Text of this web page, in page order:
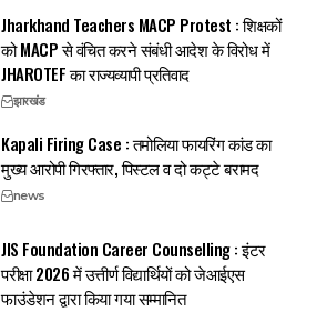
Jharkhand Teachers MACP Protest : शिक्षकों
को MACP से वंचित करने संबंधी आदेश के विरोध में
JHAROTEF का राज्यव्यापी प्रतिवाद
झारखंड
Kapali Firing Case : तमोलिया फायरिंग कांड का
मुख्य आरोपी गिरफ्तार, पिस्टल व दो कट्टे बरामद
news
JIS Foundation Career Counselling : इंटर
परीक्षा 2026 में उत्तीर्ण विद्यार्थियों को जेआईएस
फाउंडेशन द्वारा किया गया सम्मानित